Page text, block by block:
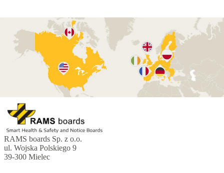
RAMS boards Sp. z o.o.
ul. Wojska Polskiego 9
39-300 Mielec